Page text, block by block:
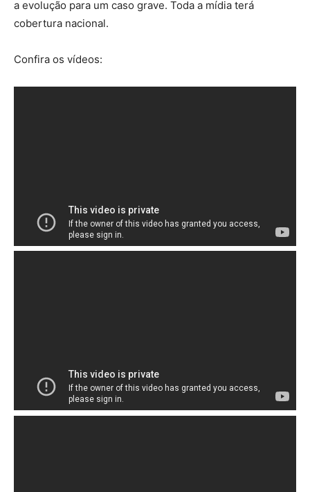
a evolução para um caso grave. Toda a mídia terá
cobertura nacional.
Confira os vídeos: